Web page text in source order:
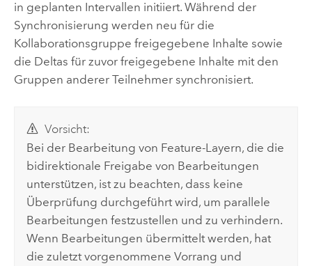
in geplanten Intervallen initiiert. Während der
Synchronisierung werden neu für die
Kollaborationsgruppe freigegebene Inhalte sowie
die Deltas für zuvor freigegebene Inhalte mit den
Gruppen anderer Teilnehmer synchronisiert.
Vorsicht:
Bei der Bearbeitung von Feature-Layern, die die
bidirektionale Freigabe von Bearbeitungen
unterstützen, ist zu beachten, dass keine
Überprüfung durchgeführt wird, um parallele
Bearbeitungen festzustellen und zu verhindern.
Wenn Bearbeitungen übermittelt werden, hat
die zuletzt vorgenommene Vorrang und